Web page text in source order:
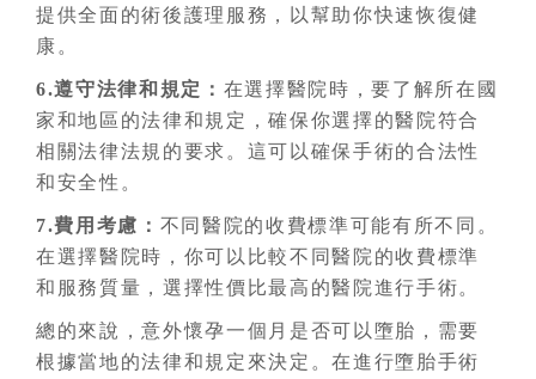
提供全面的術後護理服務，以幫助你快速恢復健
康。
6.遵守法律和規定： 在選擇醫院時，要了解所在國
家和地區的法律和規定，確保你選擇的醫院符合
相關法律法規的要求。這可以確保手術的合法性
和安全性。
7.費用考慮： 不同醫院的收費標準可能有所不同。
在選擇醫院時，你可以比較不同醫院的收費標準
和服務質量，選擇性價比最高的醫院進行手術。
總的來說，意外懷孕一個月是否可以墮胎，需要
根據當地的法律和規定來決定。在進行墮胎手術